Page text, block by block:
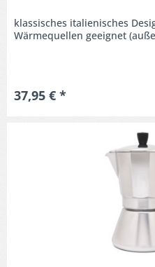
klassisches italienisches
Wärmequellen geeignet
37,95 € *